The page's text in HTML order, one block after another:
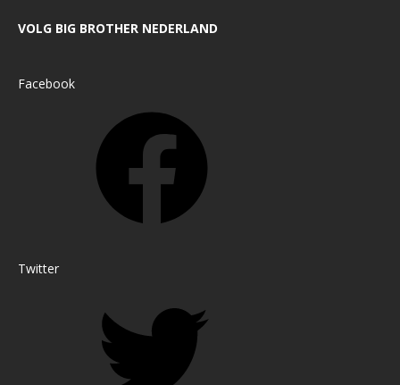
VOLG BIG BROTHER NEDERLAND
Facebook
Twitter